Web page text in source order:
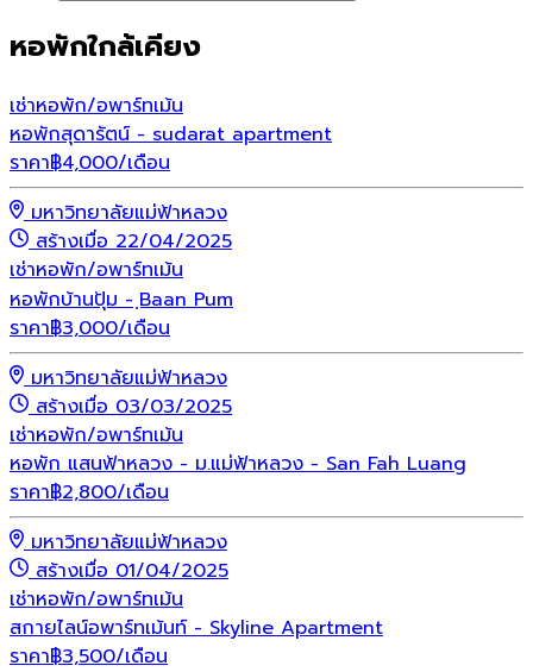
หอพักใกล้เคียง
เช่าหอพัก/อพาร์ทเม้น
หอพักสุดารัตน์ - sudarat apartment
ราคา฿4,000/เดือน
มหาวิทยาลัยแม่ฟ้าหลวง
สร้างเมื่อ 22/04/2025
เช่าหอพัก/อพาร์ทเม้น
หอพักบ้านปุ้ม - ฺBaan Pum
ราคา฿3,000/เดือน
มหาวิทยาลัยแม่ฟ้าหลวง
สร้างเมื่อ 03/03/2025
เช่าหอพัก/อพาร์ทเม้น
หอพัก แสนฟ้าหลวง - ม.แม่ฟ้าหลวง - San Fah Luang
ราคา฿2,800/เดือน
มหาวิทยาลัยแม่ฟ้าหลวง
สร้างเมื่อ 01/04/2025
เช่าหอพัก/อพาร์ทเม้น
สกายไลน์อพาร์ทเม้นท์ - Skyline Apartment
ราคา฿3,500/เดือน